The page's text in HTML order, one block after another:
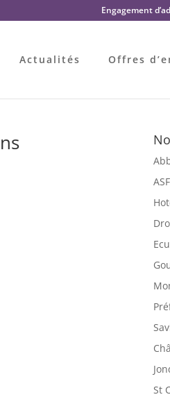
Engagement
Actualités Offres
St